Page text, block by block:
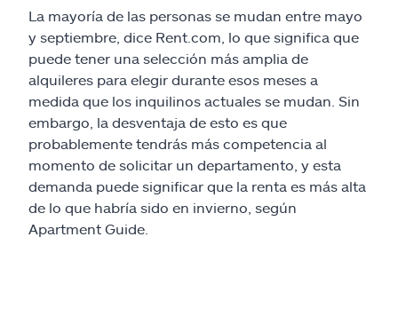
La mayoría de las personas se mudan entre mayo
y septiembre, dice Rent.com, lo que significa que
puede tener una selección más amplia de
alquileres para elegir durante esos meses a
medida que los inquilinos actuales se mudan. Sin
embargo, la desventaja de esto es que
probablemente tendrás más competencia al
momento de solicitar un departamento, y esta
demanda puede significar que la renta es más alta
de lo que habría sido en invierno, según
Apartment Guide.